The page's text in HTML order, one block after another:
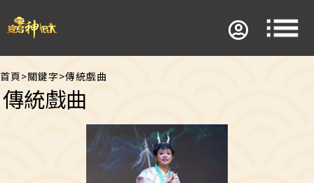
首頁>關鍵字>傳統戲曲
傳統戲曲